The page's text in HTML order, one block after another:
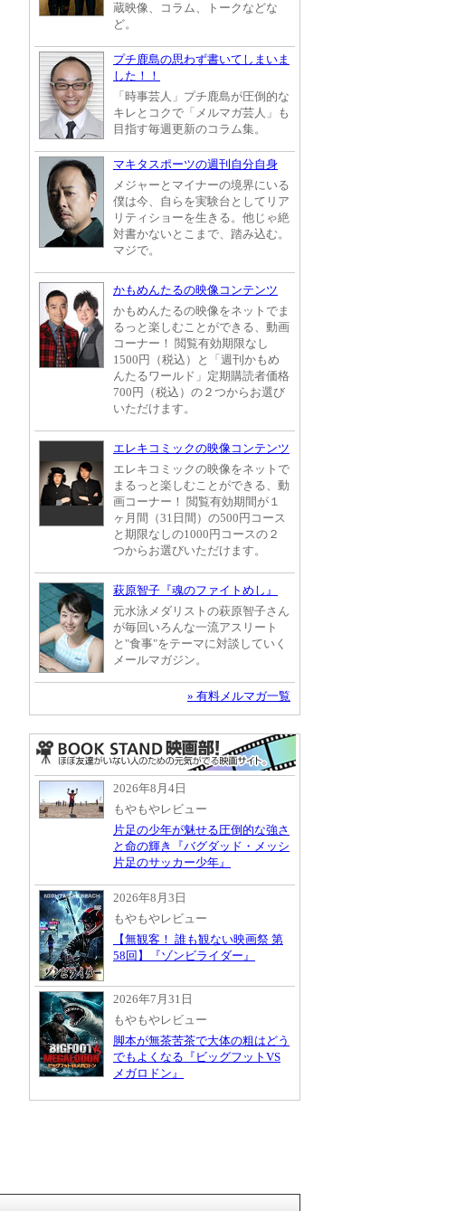
蔵映像、コラム、トークなどな
ど。
プチ鹿島の思わず書いてしまいま
した！！
「時事芸人」プチ鹿島が圧倒的な
キレとコクで「メルマガ芸人」も
目指す毎週更新のコラム集。
マキタスポーツの週刊自分自身
メジャーとマイナーの境界にいる
僕は今、自らを実験台としてリア
リティショーを生きる。他じゃ絶
対書かないとこまで、踏み込む。
マジで。
かもめんたるの映像コンテンツ
かもめんたるの映像をネットでま
るっと楽しむことができる、動画
コーナー！ 閲覧有効期限なし
1500円（税込）と「週刊かもめ
んたるワールド」定期購読者価格
700円（税込）の２つからお選び
いただけます。
エレキコミックの映像コンテンツ
エレキコミックの映像をネットで
まるっと楽しむことができる、動
画コーナー！ 閲覧有効期間が１
ヶ月間（31日間）の500円コース
と期限なしの1000円コースの２
つからお選びいただけます。
萩原智子『魂のファイトめし』
元水泳メダリストの萩原智子さん
が毎回いろんな一流アスリート
と"食事"をテーマに対談していく
メールマガジン。
» 有料メルマガ一覧
2026年8月4日
もやもやレビュー
片足の少年が魅せる圧倒的な強さ
と命の輝き『バグダッド・メッシ
片足のサッカー少年』
2026年8月3日
もやもやレビュー
【無観客！ 誰も観ない映画祭 第
58回】『ゾンビライダー』
2026年7月31日
もやもやレビュー
脚本が無茶苦茶で大体の粗はどう
でもよくなる『ビッグフットVS
メガロドン』